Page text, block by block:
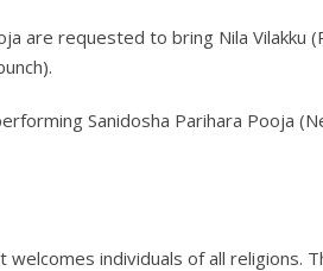
are requested to bring Nila Vilakku
Sanidosha Parihara Pooja
welcomes individuals of all religions.